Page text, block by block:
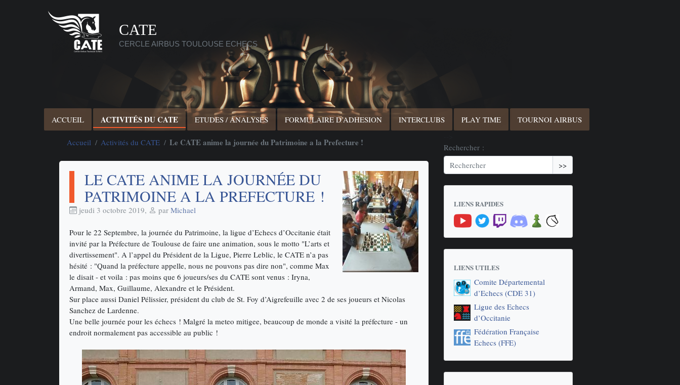
CATE
CERCLE AIRBUS TOULOUSE ECHECS
ACCUEIL ACTIVITÉS DU CATE ETUDES / ANALYSES FORMULAIRE D’ADHESION INTERCLUBS PLAY TIME TOURNOI AIRBUS
Accueil Activités du CATE Le CATE anime la journée du Patrimoine a la Prefecture !
LE CATE ANIME LA JOURNÉE DU
PATRIMOINE A LA PREFECTURE !
jeudi 3 octobre 2019, par Michael
Pour le 22 Septembre, la journée du Patrimoine, la ligue d’Echecs d’Occitanie était
invité par la Préfecture de Toulouse de faire une animation, sous le motto "L’arts et
divertissement". A l’appel du Président de la Ligue, Pierre Leblic, le CATE n’a pas
hésité : "Quand la préfecture appelle, nous ne pouvons pas dire non", comme Max
le disait - et voila : pas moins que 6 joueurs/ses du CATE sont venus : Iryna,
Armand, Max, Guillaume, Alexandre et le Président.
Sur place aussi Daniel Pélissier, président du club de St. Foy d’Aigrefeuille avec 2 de ses joueurs et Nicolas
Sanchez de Lardenne.
Une belle journée pour les échecs ! Malgré la meteo mitigee, beaucoup de monde a visité la préfecture - un
endroit normalement pas accessible au public !
Rechercher :
>>
LIENS RAPIDES
LIENS UTILES
Comite Départemental
d’Echecs (CDE 31)
Ligue des Echecs
d’Occitanie
Fédération Française
Echecs (FFE)